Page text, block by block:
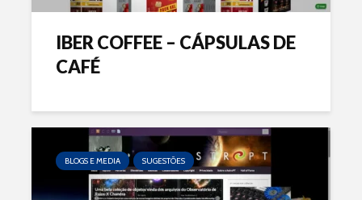
IBER COFFEE – CÁPSULAS DE
CAFÉ
BLOGS E MEDIA SUGESTÕES